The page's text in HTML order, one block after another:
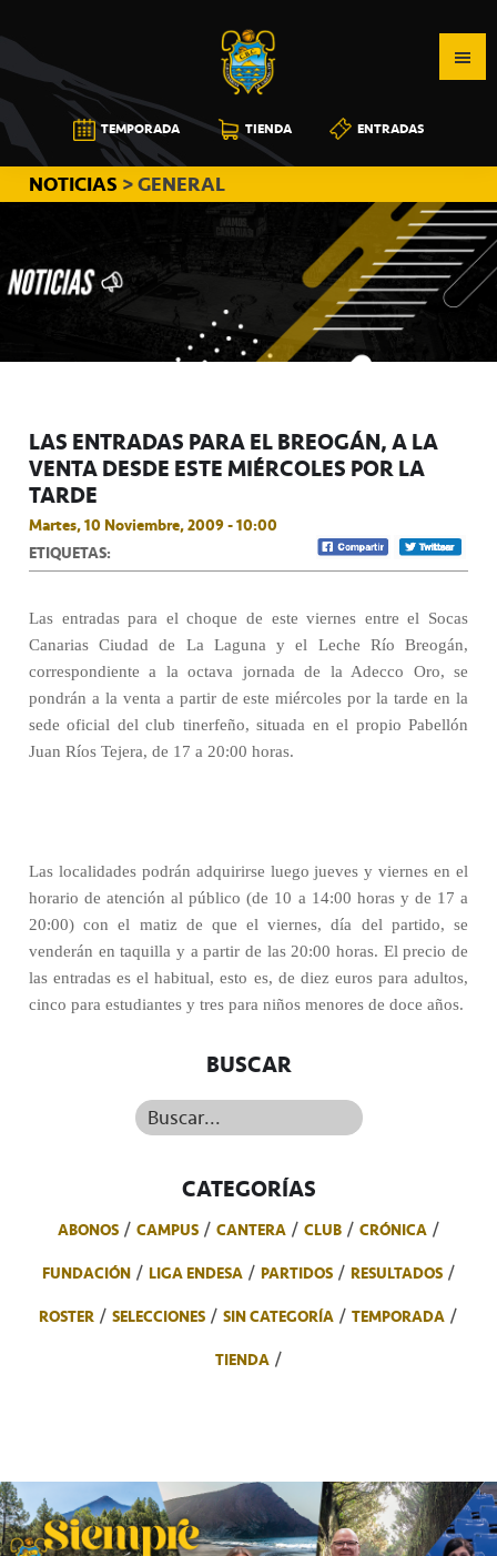
a
la
navegación
principal
al
contenido
principal
a
la
barra
lateral
principal
CB
CANARIAS
TEMPORADA TIENDA ENTRADAS
NOTICIAS > GENERAL
LAS ENTRADAS PARA EL BREOGÁN, A LA
VENTA DESDE ESTE MIÉRCOLES POR LA
TARDE
Martes, 10 Noviembre, 2009 - 10:00
ETIQUETAS:
Las entradas para el choque de este viernes entre el Socas
Canarias Ciudad de La Laguna y el Leche Río Breogán,
correspondiente a la octava jornada de la Adecco Oro, se
pondrán a la venta a partir de este miércoles por la tarde en la
sede oficial del club tinerfeño, situada en el propio Pabellón
Juan Ríos Tejera, de 17 a 20:00 horas.
Las localidades podrán adquirirse luego jueves y viernes en el
horario de atención al público (de 10 a 14:00 horas y de 17 a
20:00) con el matiz de que el viernes, día del partido, se
venderán en taquilla y a partir de las 20:00 horas. El precio de
las entradas es el habitual, esto es, de diez euros para adultos,
cinco para estudiantes y tres para niños menores de doce años.
BUSCAR
Buscar...
CATEGORÍAS
ABONOS CAMPUS CANTERA CLUB
CRÓNICA
FUNDACIÓN
LIGA ENDESA PARTIDOS
RESULTADOS
ROSTER
SELECCIONES SIN CATEGORÍA
TEMPORADA
TIENDA